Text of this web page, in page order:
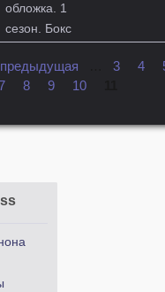
обложка. 1
сезон. Бокс
предыдущая 3 4
8 9 10